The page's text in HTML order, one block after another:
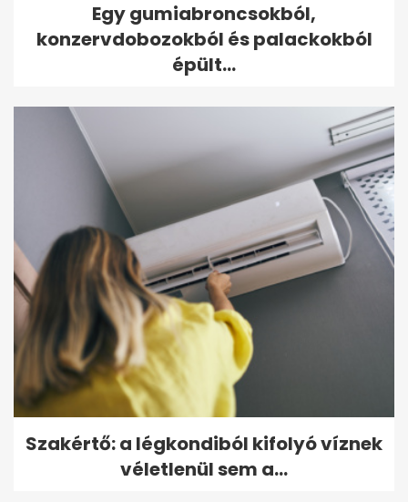
Egy gumiabroncsokból,
konzervdobozokból és palackokból
épült...
Szakértő: a légkondiból kifolyó víznek
véletlenül sem a...